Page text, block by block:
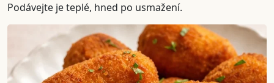
Podávejte je teplé, hned po usmažení.